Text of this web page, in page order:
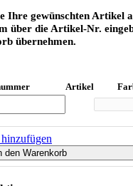
Ihre gewünschten Artikel
über die Artikel-Nr.
übernehmen.
Artikel
den Warenkorb